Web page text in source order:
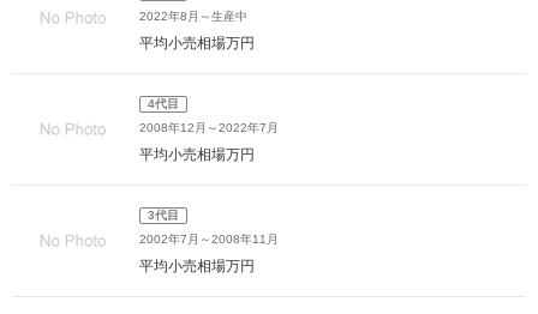
2022年8月～生産中
平均小売相場万円
4代目
2008年12月～2022年7月
平均小売相場万円
3代目
2002年7月～2008年11月
平均小売相場万円